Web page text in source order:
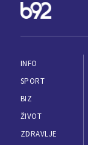
INFO
SPORT
BIZ
ŽIVOT
ZDRAVLJE